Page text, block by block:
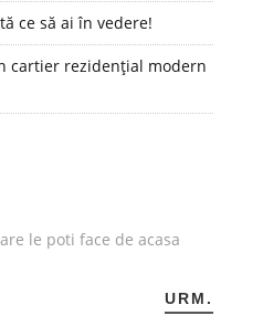
ce să ai în vedere!
cartier rezidențial modern
le poti face de acasa
URM.